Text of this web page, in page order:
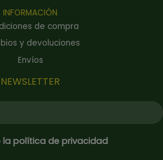
INFORMACIÓN
de compra
y devoluciones
Envíos
NEWSLETTER
la política de privacidad